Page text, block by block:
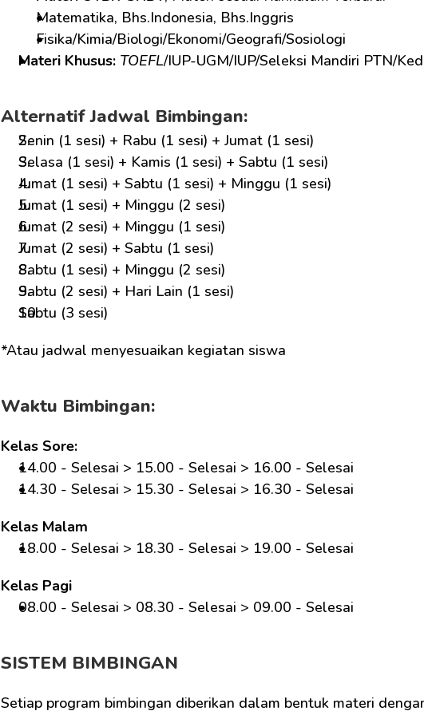
Matematika, Bhs.Indonesia, Bhs.Inggris
Fisika/Kimia/Biologi/Ekonomi/Geografi/Sosiologi
Materi Khusus: TOEFL/IUP-UGM/IUP/Seleksi Mandiri PTN/
Alternatif Jadwal Bimbingan:
Senin (1 sesi) + Rabu (1 sesi) + Jumat (1 sesi)
Selasa (1 sesi) + Kamis (1 sesi) + Sabtu (1 sesi)
Jumat (1 sesi) + Sabtu (1 sesi) + Minggu (1 sesi)
Jumat (1 sesi) + Minggu (2 sesi)
Jumat (2 sesi) + Minggu (1 sesi)
Jumat (2 sesi) + Sabtu (1 sesi)
Sabtu (1 sesi) + Minggu (2 sesi)
Sabtu (2 sesi) + Hari Lain (1 sesi)
Sabtu (3 sesi)
*Atau jadwal menyesuaikan kegiatan siswa
Waktu Bimbingan:
Kelas Sore:
14.00 - Selesai > 15.00 - Selesai > 16.00 - Selesai
14.30 - Selesai > 15.30 - Selesai > 16.30 - Selesai
Kelas Malam
18.00 - Selesai > 18.30 - Selesai > 19.00 - Selesai
Kelas Pagi
08.00 - Selesai > 08.30 - Selesai > 09.00 - Selesai
SISTEM BIMBINGAN
Setiap program bimbingan diberikan dalam bentuk materi